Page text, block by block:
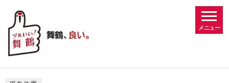
メニュー